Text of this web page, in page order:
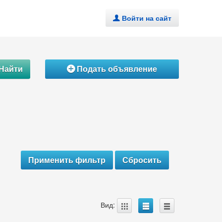
. Войти на сайт
ÁПодать объявление
Вид: A B C